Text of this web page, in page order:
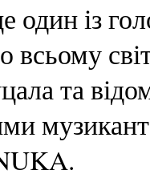
із
всьому
та